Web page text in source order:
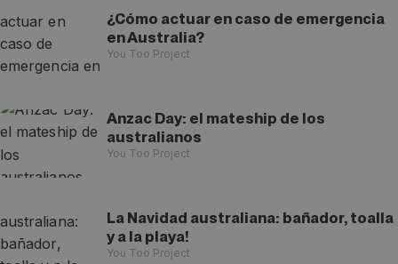
¿Cómo actuar en caso de emergencia
en Australia?
You Too Project
Anzac Day: el mateship de los
australianos
You Too Project
La Navidad australiana: bañador, toalla
y a la playa!
You Too Project